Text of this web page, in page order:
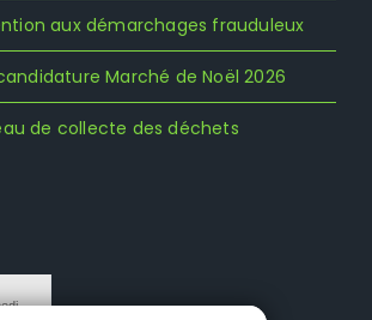
aux démarchages frauduleux
Marché de Noël 2026
de collecte des déchets